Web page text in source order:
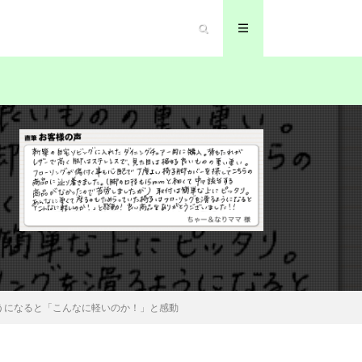
なると「こんなに軽いのか！」と感動